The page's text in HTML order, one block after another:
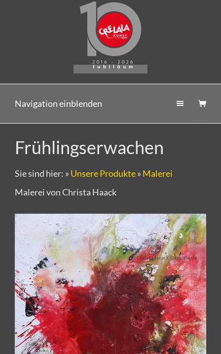
Navigation einblenden
Frühlingserwachen
Sie sind hier: » Unsere Produkte» Malerei
Malerei von Christa Haack